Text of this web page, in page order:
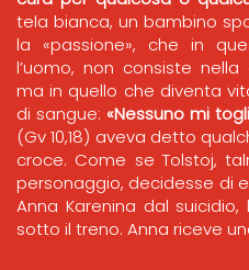
tela bianca, un bambino
la «passione», che in
l’uomo, non consiste
ma in quello che diventa
di sangue: «Nessuno mi
(Gv 10,18) aveva detto
croce. Come se Tolstoj,
personaggio, decidesse di
Anna Karenina dal
sotto il treno. Anna riceve